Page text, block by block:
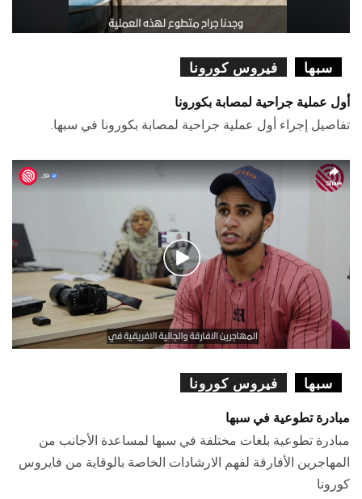
سبها فيروس كورونا
أول عملية جراحية لمصابة بكورونا
تفاصيل إجراء أول عملية جراحية لمصابة بكورونا في سبها.
سبها فيروس كورونا
مبادرة تطوعية في سبها
مبادرة تطوعية بلغات مختلفة في سبها لمساعدة الأجانب من
المهاجرين الأفارقة لفهم الارشادات الخاصة بالوقاية من فايروس
كورونا